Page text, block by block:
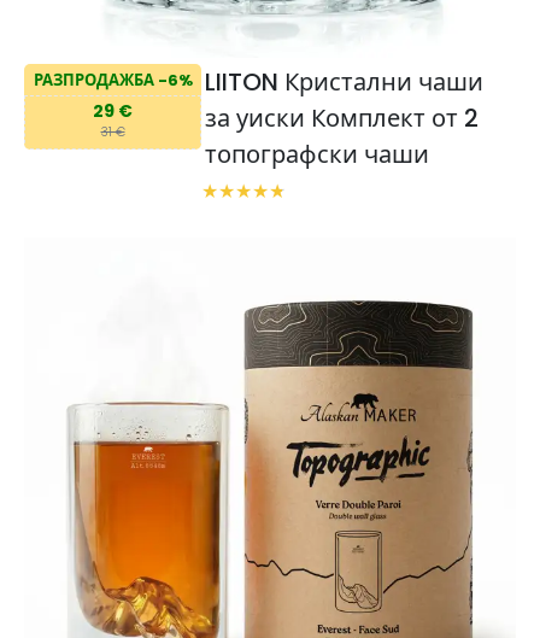
РАЗПРОДАЖБА -6%
29 €
31 €
LIITON Кристални чаши
за уиски Комплект от 2
топографски чаши